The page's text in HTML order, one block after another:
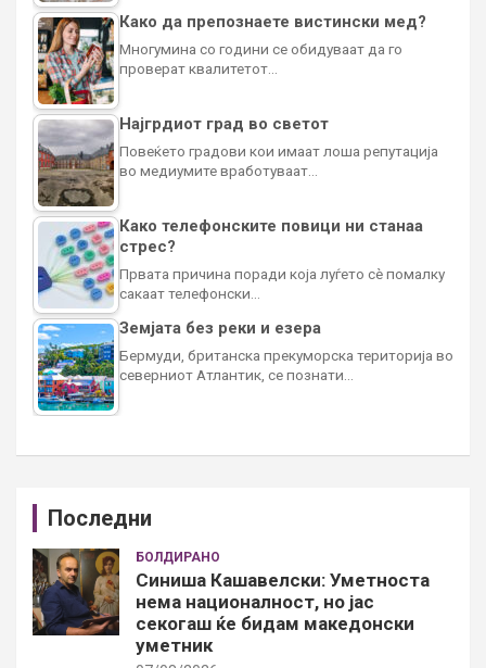
Како да препознаете вистински мед?
Многумина со години се обидуваат да го
проверат квалитетот…
Најгрдиот град во светот
Повеќето градови кои имаат лоша репутација
во медиумите вработуваат…
Како телефонските повици ни станаа
стрес?
Првата причина поради која луѓето сè помалку
сакаат телефонски…
Земјата без реки и езера
Бермуди, британска прекуморска територија во
северниот Атлантик, се познати…
Последни
БОЛДИРАНО
Синиша Кашавелски: Уметноста
нема националност, но јас
секогаш ќе бидам македонски
уметник